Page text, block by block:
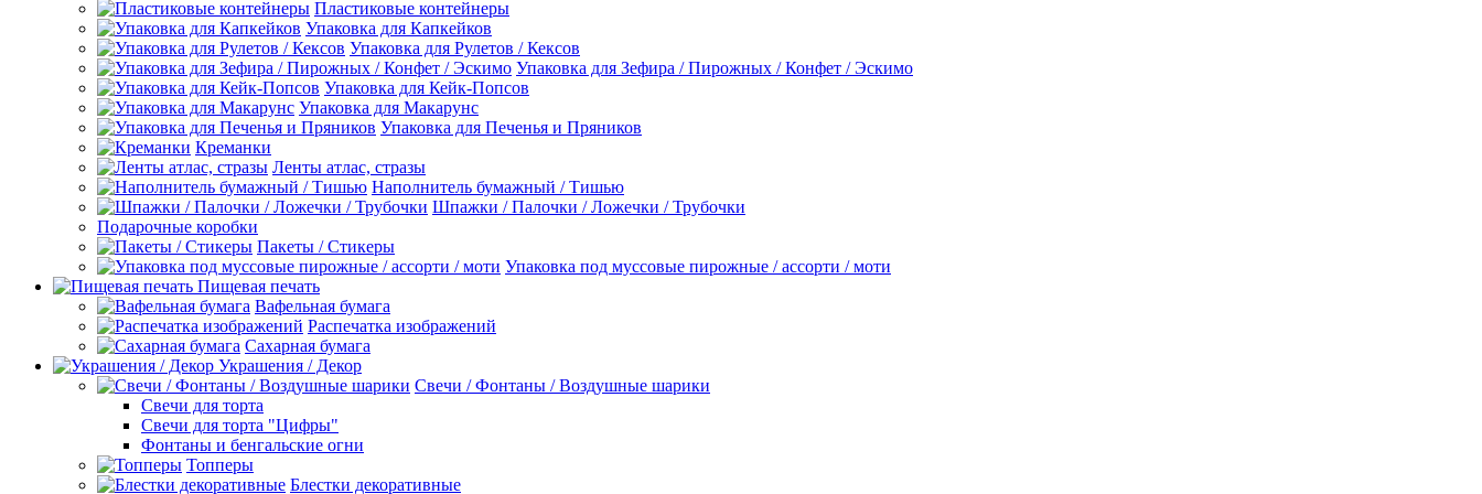
Пластиковые контейнеры
Упаковка для Капкейков
Упаковка для Рулетов / Кексов
Упаковка для Зефира / Пирожных / Конфет / Эскимо
Упаковка для Кейк-Попсов
Упаковка для Макарунс
Упаковка для Печенья и Пряников
Креманки
Ленты атлас, стразы
Наполнитель бумажный / Тишью
Шпажки / Палочки / Ложечки / Трубочки
Подарочные коробки
Пакеты / Стикеры
Упаковка под муссовые пирожные / ассорти / моти
Пищевая печать
Вафельная бумага
Распечатка изображений
Сахарная бумага
Украшения / Декор
Свечи / Фонтаны / Воздушные шарики
Свечи для торта
Свечи для торта "Цифры"
Фонтаны и бенгальские огни
Топперы
Блестки декоративные